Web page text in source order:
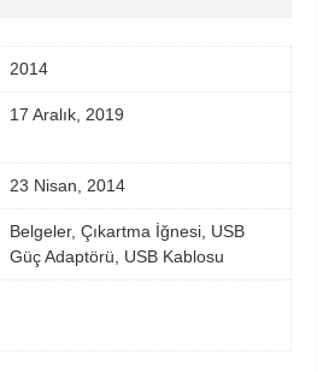
2014
17 Aralık, 2019
23 Nisan, 2014
Belgeler, Çıkartma İğnesi, USB
Güç Adaptörü, USB Kablosu